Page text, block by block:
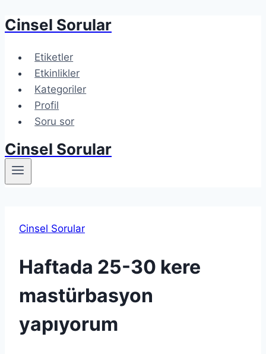
Cinsel Sorular
Etiketler
Etkinlikler
Kategoriler
Profil
Soru sor
Cinsel Sorular
Cinsel Sorular
Haftada 25-30 kere
mastürbasyon
yapıyorum